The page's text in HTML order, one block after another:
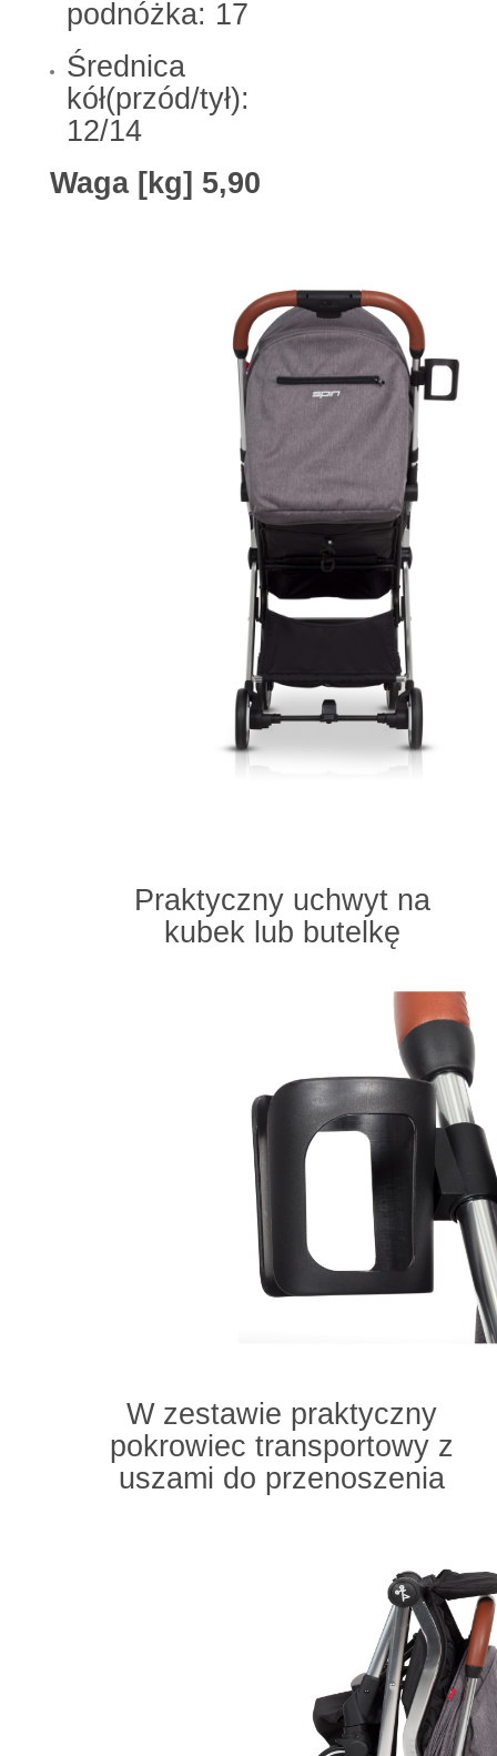
podnóżka: 17
Średnica
kół(przód/tył):
12/14
Waga [kg] 5,90
Praktyczny uchwyt na
kubek lub butelkę
W zestawie praktyczny
pokrowiec transportowy z
uszami do przenoszenia